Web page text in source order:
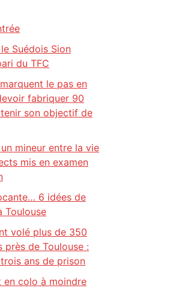
Suédois Sion
du TFC
le pas en
fabriquer 90
son objectif de
mineur entre la vie
mis en examen
6 idées de
Toulouse
volé plus de 350
près de Toulouse :
ans de prison
colo à moindre